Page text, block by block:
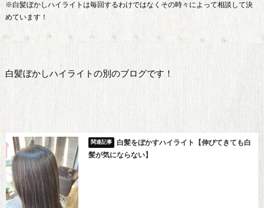
※白髪ぼかしハイライトは毎回するわけではなくその時々によって相談して決
めています！
白髪ぼかしハイライトの別のブログです！
白髪をぼかすハイライト【伸びてきても白
髪が気にならない】